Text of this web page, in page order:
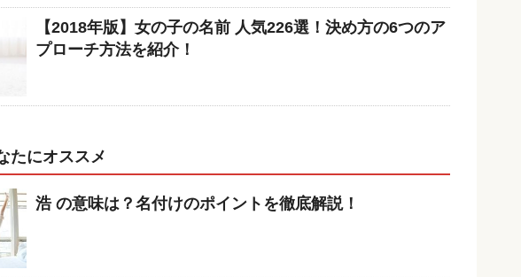
【2018年版】女の子の名前 人気226選！決め方の6つのア
プローチ方法を紹介！
たにオススメ
浩 の意味は？名付けのポイントを徹底解説！